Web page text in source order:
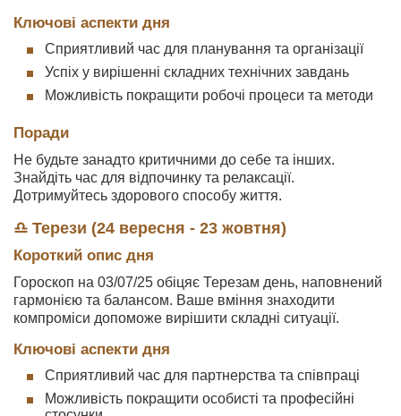
Ключові аспекти дня
Сприятливий час для планування та організації
Успіх у вирішенні складних технічних завдань
Можливість покращити робочі процеси та методи
Поради
Не будьте занадто критичними до себе та інших.
Знайдіть час для відпочинку та релаксації.
Дотримуйтесь здорового способу життя.
♎ Терези (24 вересня - 23 жовтня)
Короткий опис дня
Гороскоп на 03/07/25 обіцяє Терезам день, наповнений
гармонією та балансом. Ваше вміння знаходити
компроміси допоможе вирішити складні ситуації.
Ключові аспекти дня
Сприятливий час для партнерства та співпраці
Можливість покращити особисті та професійні